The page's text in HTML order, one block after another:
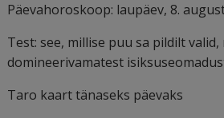
Päevahoroskoop: laupäev, 8.
Test: see, millise puu sa pildilt
domineerivamatest
Taro kaart tänaseks päevaks